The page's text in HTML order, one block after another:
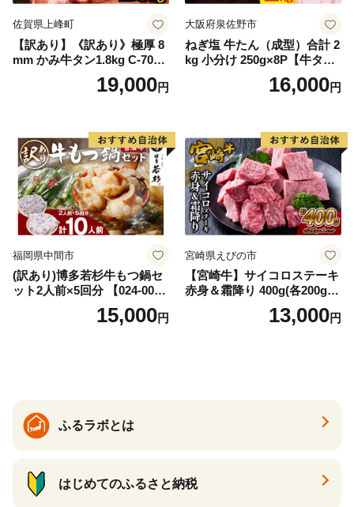
佐賀県上峰町
【訳あり】《訳あり》極厚 8
mm かみ牛タン1.8kg C-709-
19,000円
大阪府泉佐野市
ねぎ塩 牛たん（成型）合計 2
kg 小分け 250g×8P【牛タン
牛肉 焼肉用 薄切り 訳あり サ
16,000円
福岡県中間市
(訳あり)博多若杉牛もつ鍋セ
ット2人前×5回分 【024-002
15,000円
宮崎県えびの市
【宮崎牛】サイコロステーキ
赤身＆霜降り 400g(各200g×
１P 計2P) 真空パック 冷凍
13,000円
ふるラボとは
はじめてのふるさと納税